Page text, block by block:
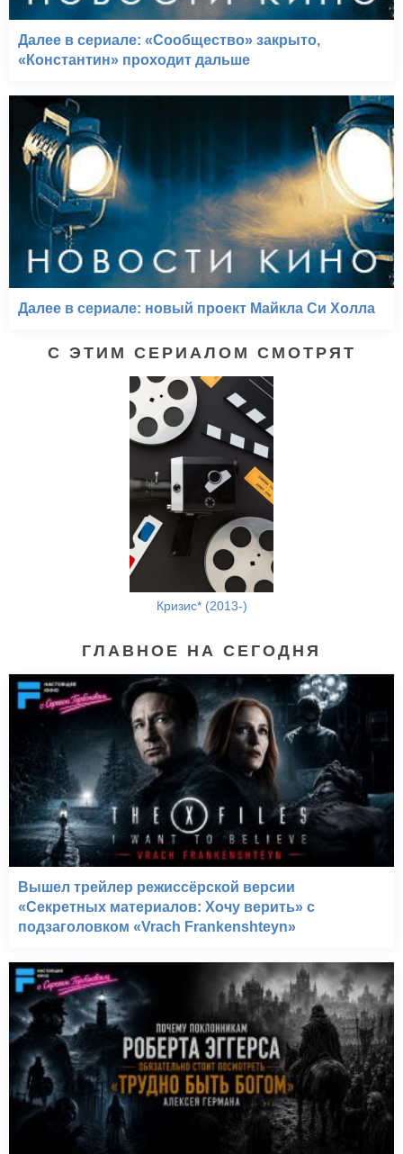
Далее в сериале: «Сообщество» закрыто,
«Константин» проходит дальше
Далее в сериале: новый проект Майкла Си Холла
С ЭТИМ СЕРИАЛОМ СМОТРЯТ
Кризис* (2013-)
ГЛАВНОЕ НА СЕГОДНЯ
Вышел трейлер режиссёрской версии
«Секретных материалов: Хочу верить» с
подзаголовком «Vrach Frankenshteyn»